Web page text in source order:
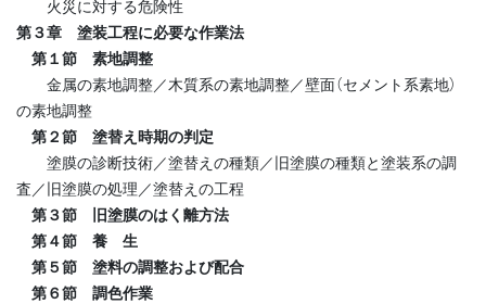
火災に対する危険性
第３章 塗装工程に必要な作業法
第１節 素地調整
金属の素地調整／木質系の素地調整／壁面（セメント系素地）
の素地調整
第２節 塗替え時期の判定
塗膜の診断技術／塗替えの種類／旧塗膜の種類と塗装系の調
査／旧塗膜の処理／塗替えの工程
第３節 旧塗膜のはく離方法
第４節 養 生
第５節 塗料の調整および配合
第６節 調色作業